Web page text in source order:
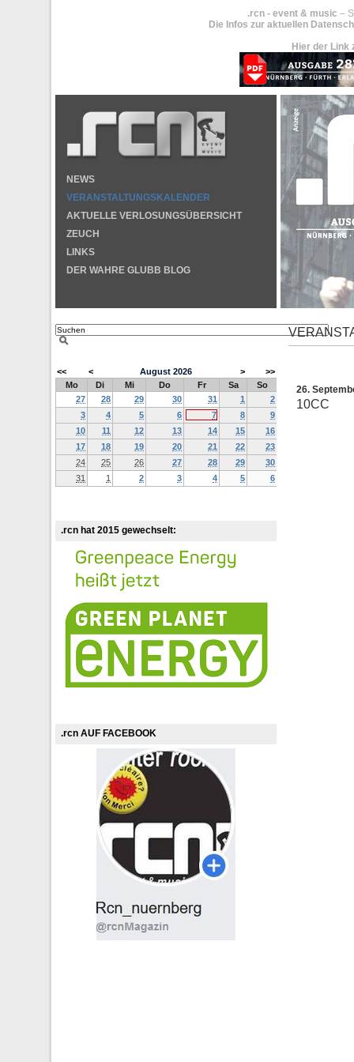
.rcn - event & music –
Die Infos zur aktuellen
Hier der Link
NEWS
VERANSTALTUNGSKALENDER
AKTUELLE VERLOSUNGSÜBERSICHT
ZEUCH
LINKS
DER WAHRE GLUBB BLOG
<< < August 2026 >
>>
Mo
Di Mi Do Fr Sa
So
27
28 29 30 31 1
2
3
4 5 6 7 8
9
10
11 12 13 14 15
16
17
18 19 20 21 22
23
24
25 26 27 28 29
30
31
1 2 3 4 5 6
.rcn hat 2015 gewechselt:
.rcn AUF FACEBOOK
26.
10CC